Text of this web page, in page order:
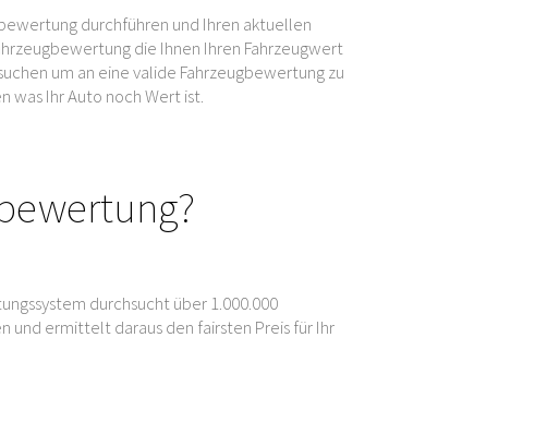
durchführen und Ihren aktuellen
die Ihnen Ihren Fahrzeugwert
um an eine valide Fahrzeugbewertung zu
was Ihr Auto noch Wert ist.
durchsucht über 1.000.000
und ermittelt daraus den fairsten Preis für Ihr